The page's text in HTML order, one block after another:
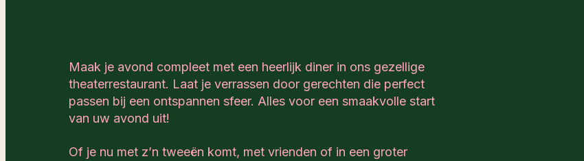
Maak je avond compleet met een heerlijk diner in ons gezellige
theaterrestaurant. Laat je verrassen door gerechten die perfect
passen bij een ontspannen sfeer. Alles voor een smaakvolle start
van uw avond uit!
Of je nu met z’n tweeën komt, met vrienden of in een groter